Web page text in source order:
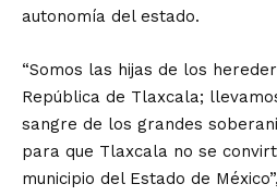
autonomía del estado.
“Somos las hijas de los
República de Tlaxcala;
sangre de los grandes
para que Tlaxcala no se
municipio del Estado de